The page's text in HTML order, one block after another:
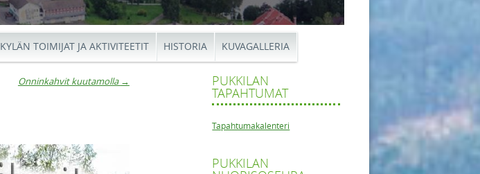
KYLÄN TOIMIJAT JA AKTIVITEETIT HISTORIA KUVAGALLERIA
Onninkahvit kuutamolla →
PUKKILAN
TAPAHTUMAT
Tapahtumakalenteri
PUKKILAN